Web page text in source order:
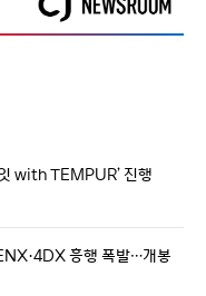
with TEMPUR’ 진행
흥행 폭발…개봉